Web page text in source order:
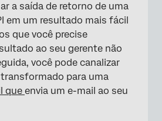
a saída de retorno de uma
em um resultado mais fácil
que você precise
ao seu gerente não
você pode canalizar
para uma
que envia um e-mail ao seu